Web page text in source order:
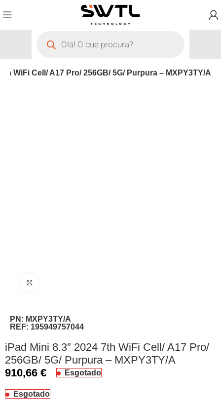
WiFi Cell/ A17 Pro/ 256GB/ 5G/ Purpura – MXPY3TY/A
PN: MXPY3TY/A
REF: 195949757044
iPad Mini 8.3″ 2024 7th WiFi Cell/ A17 Pro/
256GB/ 5G/ Purpura – MXPY3TY/A
910,66€ Esgotado
Esgotado